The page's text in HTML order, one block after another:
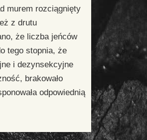
murem rozciągnięty
z drutu
że liczba jeńców
tego stopnia, że
i dezynsekcyjne
brakowało
odpowiednią